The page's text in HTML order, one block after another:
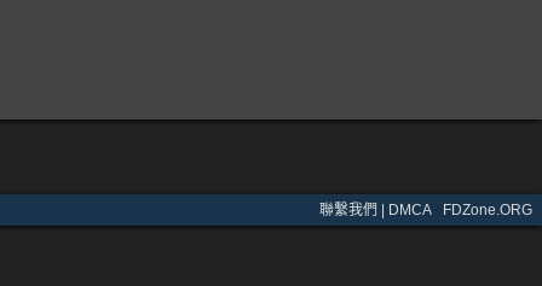
聯繫我們 | DMCA· FDZone.ORG